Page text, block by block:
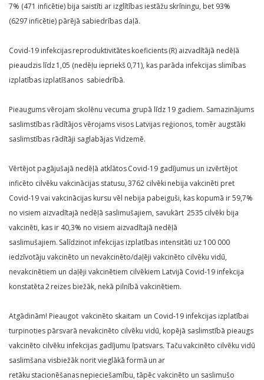
7% (471 inficētie) bija saistīti ar izglītības iestāžu skrīningu, bet 93%
(6297 inficētie) pārējā sabiedrības daļā.
Covid-19 infekcijas reproduktivitātes koeficients (R) aizvadītājā nedēļā
pieaudzis līdz 1,05 (nedēļu iepriekš 0,71), kas parāda infekcijas slimības
izplatības izplatīšanos sabiedrībā.
Pieaugums vērojam skolēnu vecuma grupā līdz 19 gadiem. Samazinājums
saslimstības rādītājos vērojams visos Latvijas reģionos, tomēr augstāki
saslimstības rādītāji saglabājas Vidzemē.
Vērtējot pagājušajā nedēļā atklātos Covid-19 gadījumus un izvērtējot
inficēto cilvēku vakcinācijas statusu, 3762 cilvēki nebija vakcinēti pret
Covid-19 vai vakcinācijas kursu vēl nebija pabeiguši, kas kopumā ir 59,7%
no visiem aizvadītajā nedēļā saslimušajiem, savukārt 2535 cilvēki bija
vakcinēti, kas ir 40,3% no visiem aizvadītajā nedēļā
saslimušajiem. Salīdzinot infekcijas izplatības intensitāti uz 100 000
iedzīvotāju vakcinēto un nevakcinēto/daļēji vakcinēto cilvēku vidū,
nevakcinētiem un daļēji vakcinētiem cilvēkiem Latvijā Covid-19 infekcija
konstatēta 2 reizes biežāk, nekā pilnībā vakcinētiem.
Atgādinām! Pieaugot vakcinēto skaitam un Covid-19 infekcijas izplatībai
turpinoties pārsvarā nevakcinēto cilvēku vidū, kopējā saslimstībā pieaugs
vakcinēto cilvēku infekcijas gadījumu īpatsvars. Taču vakcinēto cilvēku vidū
saslimšana visbiežāk norit vieglākā formā un ar
retāku stacionēšanas nepieciešamību, tāpēc vakcinēto un saslimušo